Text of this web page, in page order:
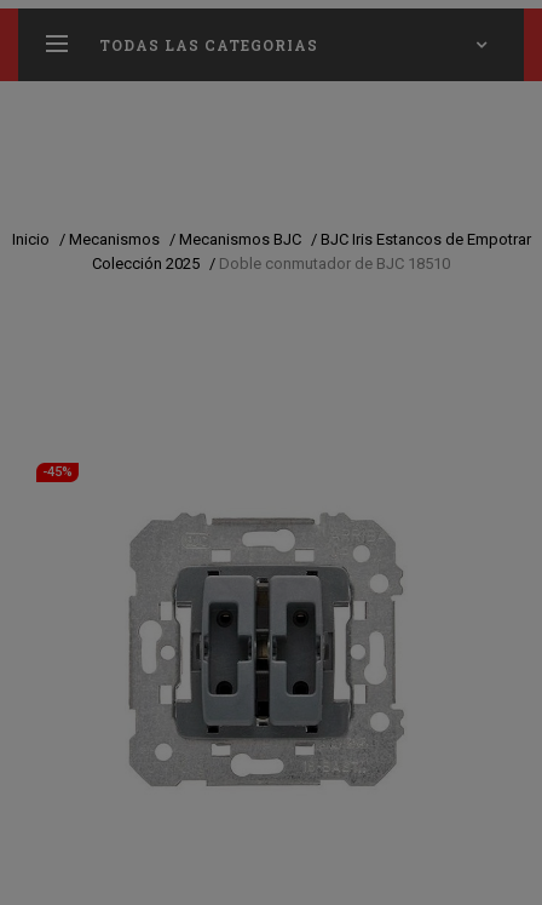
TODAS LAS CATEGORIAS
Inicio / Mecanismos / Mecanismos BJC / BJC Iris Estancos de Empotrar
Colección 2025 / Doble conmutador de BJC 18510
-45%